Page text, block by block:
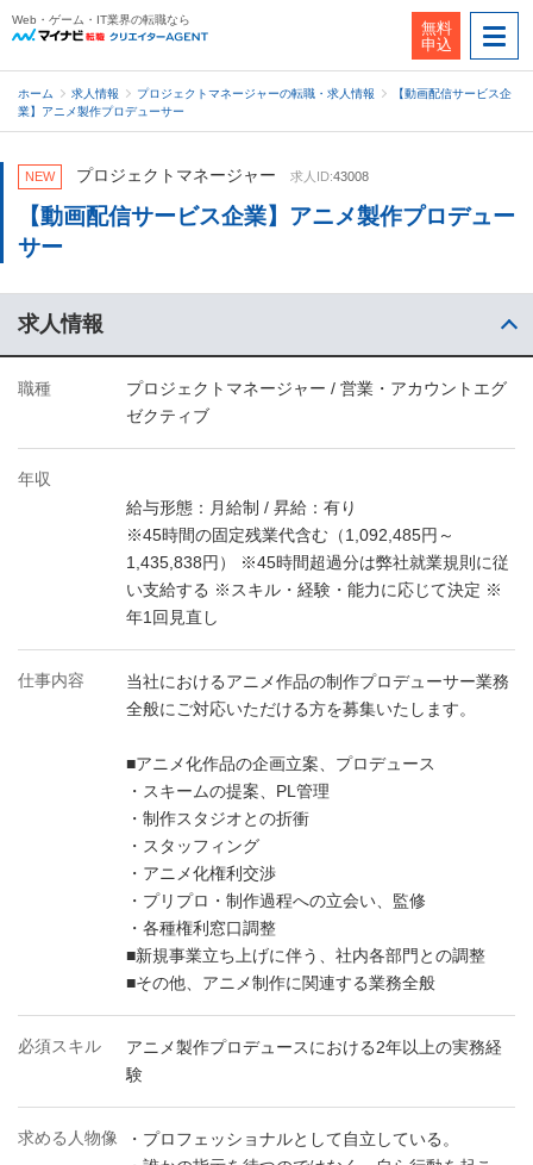
Web・ゲーム・IT業界の転職なら
無料
申込
ホーム 求人情報 プロジェクトマネージャーの転職・求人情報
【動画配信サービス企
業】アニメ製作プロデューサー
NEW プロジェクトマネージャー 求人ID:43008
【動画配信サービス企業】アニメ製作プロデュー
サー
求人情報
職種
プロジェクトマネージャー / 営業・アカウントエグ
ゼクティブ
年収
給与形態：月給制 / 昇給：有り
※45時間の固定残業代含む（1,092,485円～
1,435,838円） ※45時間超過分は弊社就業規則に従
い支給する ※スキル・経験・能力に応じて決定 ※
年1回見直し
仕事内容
当社におけるアニメ作品の制作プロデューサー業務
全般にご対応いただける方を募集いたします。
■アニメ化作品の企画立案、プロデュース
・スキームの提案、PL管理
・制作スタジオとの折衝
・スタッフィング
・アニメ化権利交渉
・プリプロ・制作過程への立会い、監修
・各種権利窓口調整
■新規事業立ち上げに伴う、社内各部門との調整
■その他、アニメ制作に関連する業務全般
必須スキル
アニメ製作プロデュースにおける2年以上の実務経
験
求める人物像
・プロフェッショナルとして自立している。